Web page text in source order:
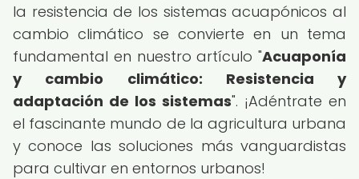
la resistencia de los sistemas acuapónicos al
cambio climático se convierte en un tema
fundamental en nuestro artículo "Acuaponía
y cambio climático: Resistencia y
adaptación de los sistemas". ¡Adéntrate en
el fascinante mundo de la agricultura urbana
y conoce las soluciones más vanguardistas
para cultivar en entornos urbanos!